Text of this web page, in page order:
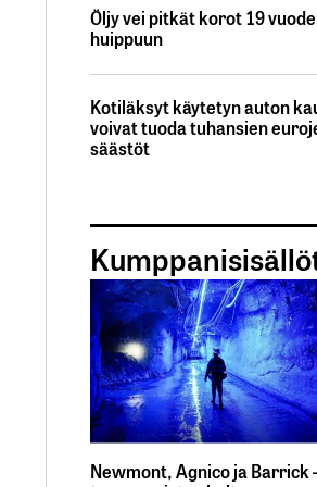
Öljy vei pitkät korot 19
huippuun
Kotiläksyt käytetyn auton
voivat tuoda tuhansien
säästöt
Newmont, Agnico ja Barrick